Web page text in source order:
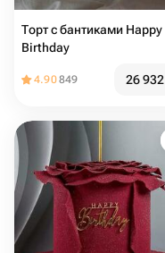
Торт с бантиками Happy
Birthday
4.90849 26 932